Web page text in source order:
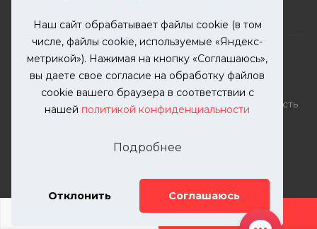
Наш сайт обрабатывает файлы cookie (в том
числе, файлы cookie, используемые «Яндекс-
метрикой»). Нажимая на кнопку «Соглашаюсь»,
вы даете свое согласие на обработку файлов
cookie вашего браузера в соответствии с
нашей политикой конфиденциальности
Подробнее
Отклонить Соглашаюсь
ДОБАВИТЬ УСЛУГУ
2026 © KUTUZOVV | Кузовной ремонт и покраска
автомобилей. Вся информация на сайте – собственность
разрешения запрещена. Все права защищены.
Телефон: 8(499)-302-00-57